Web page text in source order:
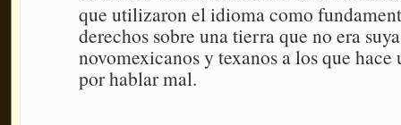
que utilizaron el idioma como
derechos sobre una tierra que no era
novomexicanos y texanos a los que
por hablar mal.